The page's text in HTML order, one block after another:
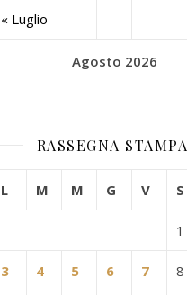
Agosto 2026
« Luglio
RASSEGNA STAMPA
L M M G V S
1
3 4 5 6 7 8